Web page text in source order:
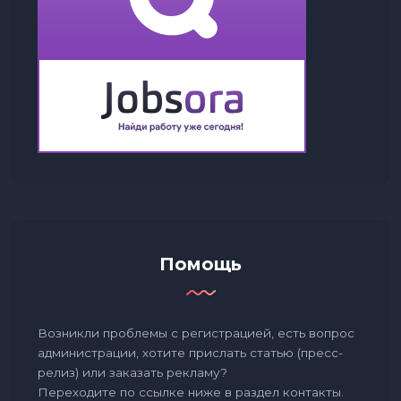
Помощь
Возникли проблемы с регистрацией, есть вопрос
администрации, хотите прислать статью (пресс-
релиз) или заказать рекламу?
Переходите по ссылке ниже в раздел контакты.